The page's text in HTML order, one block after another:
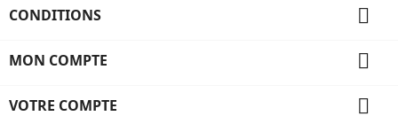
CONDITIONS 
MON COMPTE 
VOTRE COMPTE 